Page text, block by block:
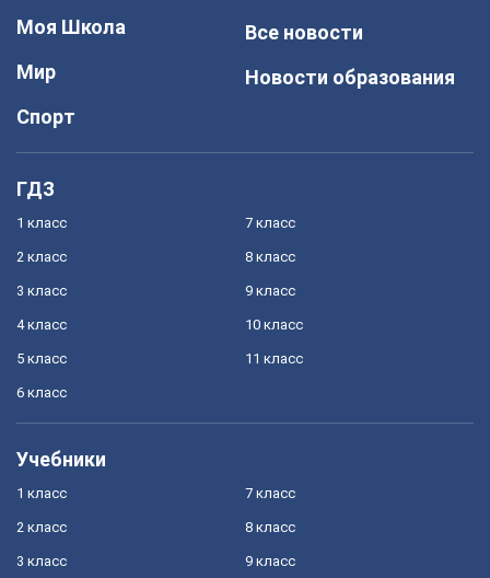
Моя Школа
Мир
Спорт
Все новости
Новости образования
ГДЗ
1 класс
2 класс
3 класс
4 класс
5 класс
6 класс
7 класс
8 класс
9 класс
10 класс
11 класс
Учебники
1 класс
2 класс
3 класс
7 класс
8 класс
9 класс